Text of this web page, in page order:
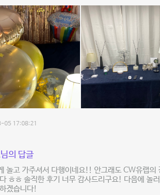
05 17:08:21
의 답글
놀고 가주셔서 다행이네요!! 안그래도 CW유랩의
ㅎㅎ 솔직한 후기 너무 감사드리구요! 다음에 놀
겠습니다!